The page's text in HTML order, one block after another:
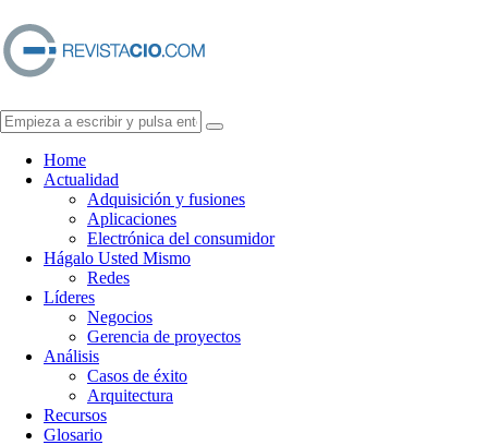
Home
Actualidad
Adquisición y fusiones
Aplicaciones
Electrónica del consumidor
Hágalo Usted Mismo
Redes
Líderes
Negocios
Gerencia de proyectos
Análisis
Casos de éxito
Arquitectura
Recursos
Glosario